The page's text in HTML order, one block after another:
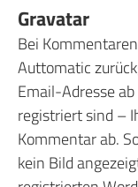
Gravatar
Bei
Auttomatic
Email-Adresse
registriert sind –
Kommentar ab.
kein Bild